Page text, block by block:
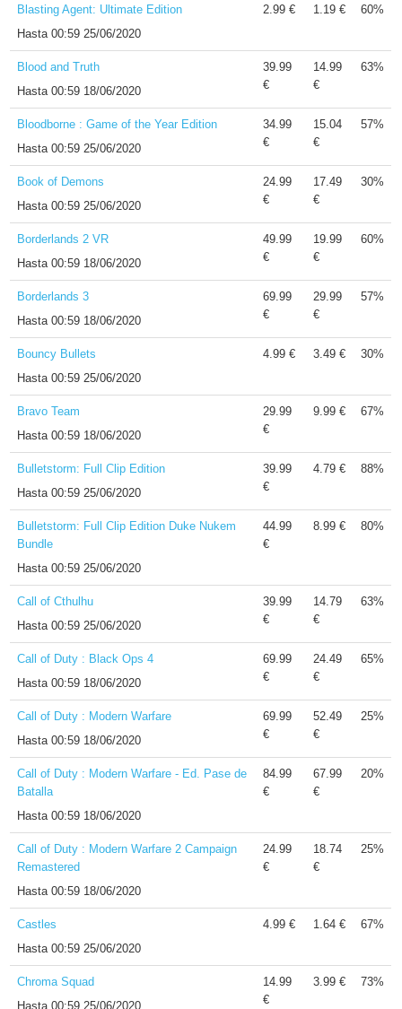
Blasting Agent: Ultimate Edition
Hasta00:59 25/06/2020
2.99 € 1.19 € 60%
Blood and Truth
Hasta00:59 18/06/2020
39.99
€
14.99
€
63%
Bloodborne : Game of the Year Edition
Hasta00:59 25/06/2020
34.99
€
15.04
€
57%
Book of Demons
Hasta00:59 25/06/2020
24.99
€
17.49
€
30%
Borderlands 2 VR
Hasta00:59 18/06/2020
49.99
€
19.99
€
60%
Borderlands 3
Hasta00:59 18/06/2020
69.99
€
29.99
€
57%
Bouncy Bullets
Hasta00:59 25/06/2020
4.99 € 3.49 € 30%
Bravo Team
Hasta00:59 18/06/2020
29.99
€
9.99 € 67%
Bulletstorm: Full Clip Edition
Hasta00:59 25/06/2020
39.99
€
4.79 € 88%
Bulletstorm: Full Clip Edition Duke Nukem
Bundle
Hasta00:59 25/06/2020
44.99
€
8.99 € 80%
Call of Cthulhu
Hasta00:59 25/06/2020
39.99
€
14.79
€
63%
Call of Duty : Black Ops 4
Hasta00:59 18/06/2020
69.99
€
24.49
€
65%
Call of Duty : Modern Warfare
Hasta00:59 18/06/2020
69.99
€
52.49
€
25%
Call of Duty : Modern Warfare - Ed. Pase de
Batalla
Hasta00:59 18/06/2020
84.99
€
67.99
€
20%
Call of Duty : Modern Warfare 2 Campaign
Remastered
Hasta00:59 18/06/2020
24.99
€
18.74
€
25%
Castles
Hasta00:59 25/06/2020
4.99 € 1.64 € 67%
Chroma Squad
Hasta00:59 25/06/2020
14.99
€
3.99 € 73%